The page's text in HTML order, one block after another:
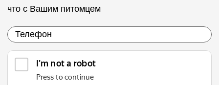
что с Вашим питомцем